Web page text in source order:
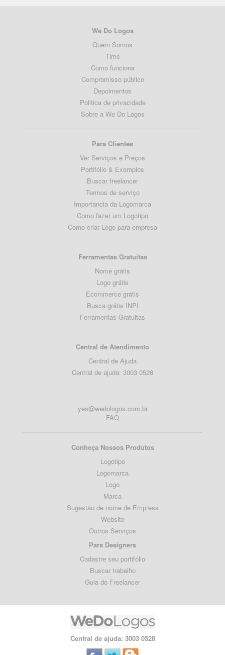
We Do Logos
Quem Somos
Time
Como funciona
Compromisso público
Depoimentos
Politica de privacidade
Sobre a We Do Logos
Para Clientes
Ver Serviços e Preços
Portifólio & Exemplos
Buscar freelancer
Termos de serviço
Importancia da Logomarca
Como fazer um Logotipo
Como criar Logo para empresa
Ferramentas Gratuitas
Nome grátis
Logo grátis
Ecommerce grátis
Busca grátis INPI
Ferramentas Gratuitas
Central de Atendimento
Central de Ajuda
Central de ajuda: 3003 0528
yes@wedologos.com.br
FAQ
Conheça Nossos Produtos
Logotipo
Logomarca
Logo
Marca
Sugestão de nome de Empresa
Website
Outros Serviços
Para Designers
Cadastre seu portifólio
Buscar trabalho
Guia do Freelancer
Central de ajuda: 3003 0528